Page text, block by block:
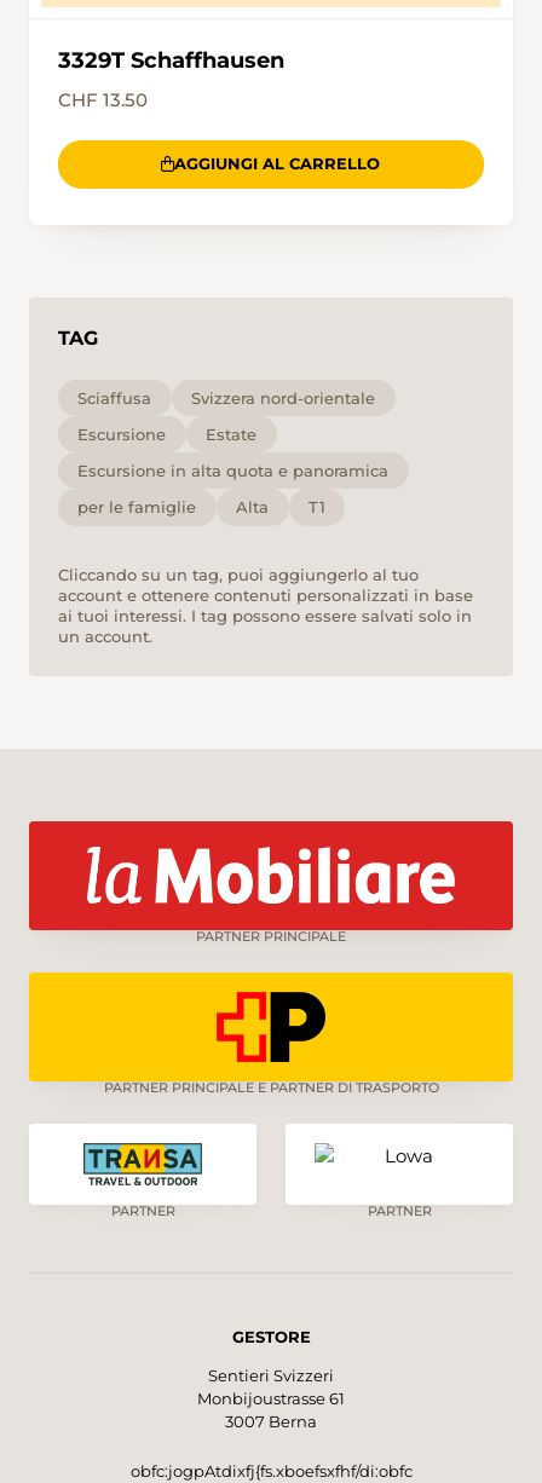
3329T Schaffhausen
CHF 13.50
AGGIUNGI AL CARRELLO
TAG
Sciaffusa
Svizzera nord-orientale
Escursione
Estate
Escursione in alta quota e panoramica
per le famiglie
Alta T1
Cliccando su un tag, puoi aggiungerlo al tuo
account e ottenere contenuti personalizzati in base
ai tuoi interessi. I tag possono essere salvati solo in
un account.
PARTNER PRINCIPALE
PARTNER PRINCIPALE E PARTNER DI TRASPORTO
PARTNER PARTNER
GESTORE
Sentieri Svizzeri
Monbijoustrasse 61
3007 Berna
obfc:jogpAtdixfj{fs.xboefsxfhf/di:obfc